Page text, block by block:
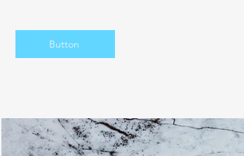
Button